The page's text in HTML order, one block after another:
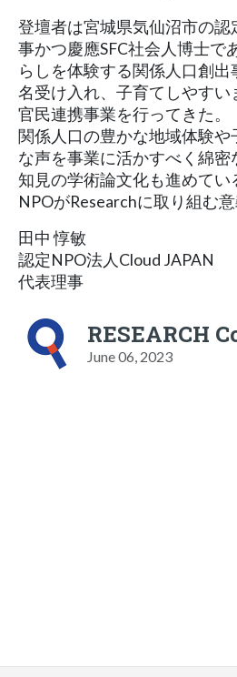
登壇者は宮城県気仙沼市の認
事かつ慶應SFC社会人博士で
らしを体験する関係人口創
名受け入れ、子育てしやすい
官民連携事業を行ってきた。
関係人口の豊かな地域体験や
な声を事業に活かすべく綿密
知見の学術論文化も進めて
NPOがResearchに取り組む意
田中 惇敏
認定NPO法人Cloud JAPAN
代表理事
RESEARCH
June 06, 2023